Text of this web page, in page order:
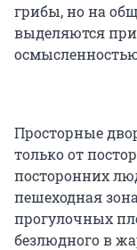
грибы, но на
выделяются
Просторные
только от
посторонних
пешеходная
прогулочных
безлюдного в